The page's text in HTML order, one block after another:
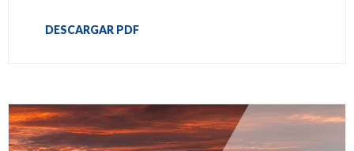
DESCARGAR PDF